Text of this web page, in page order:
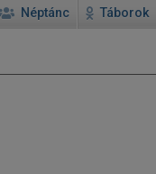
Néptánc Táborok